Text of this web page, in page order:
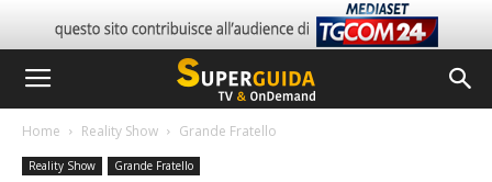
Home Reality Show Grande Fratello
Reality Show Grande Fratello